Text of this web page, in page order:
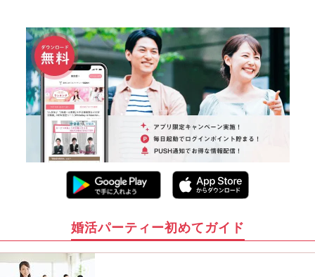
婚活パーティー初めてガイド